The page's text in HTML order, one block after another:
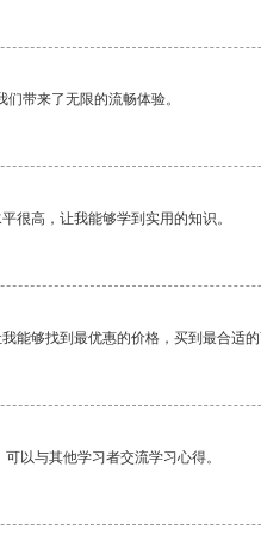
带来了无限的流畅体验。
很高，让我能够学到实用的知识。
能够找到最优惠的价格，买到最合适
以与其他学习者交流学习心得。